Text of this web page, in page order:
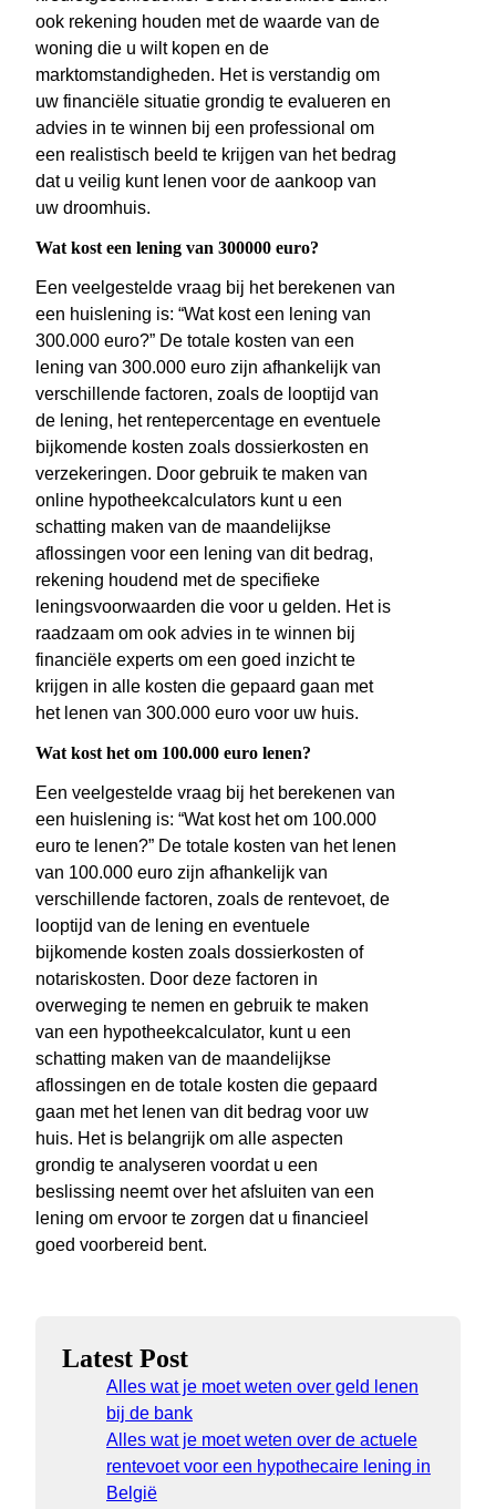
ook rekening houden met de waarde van de
woning die u wilt kopen en de
marktomstandigheden. Het is verstandig om
uw financiële situatie grondig te evalueren en
advies in te winnen bij een professional om
een realistisch beeld te krijgen van het bedrag
dat u veilig kunt lenen voor de aankoop van
uw droomhuis.
Wat kost een lening van 300000 euro?
Een veelgestelde vraag bij het berekenen van
een huislening is: “Wat kost een lening van
300.000 euro?” De totale kosten van een
lening van 300.000 euro zijn afhankelijk van
verschillende factoren, zoals de looptijd van
de lening, het rentepercentage en eventuele
bijkomende kosten zoals dossierkosten en
verzekeringen. Door gebruik te maken van
online hypotheekcalculators kunt u een
schatting maken van de maandelijkse
aflossingen voor een lening van dit bedrag,
rekening houdend met de specifieke
leningsvoorwaarden die voor u gelden. Het is
raadzaam om ook advies in te winnen bij
financiële experts om een goed inzicht te
krijgen in alle kosten die gepaard gaan met
het lenen van 300.000 euro voor uw huis.
Wat kost het om 100.000 euro lenen?
Een veelgestelde vraag bij het berekenen van
een huislening is: “Wat kost het om 100.000
euro te lenen?” De totale kosten van het lenen
van 100.000 euro zijn afhankelijk van
verschillende factoren, zoals de rentevoet, de
looptijd van de lening en eventuele
bijkomende kosten zoals dossierkosten of
notariskosten. Door deze factoren in
overweging te nemen en gebruik te maken
van een hypotheekcalculator, kunt u een
schatting maken van de maandelijkse
aflossingen en de totale kosten die gepaard
gaan met het lenen van dit bedrag voor uw
huis. Het is belangrijk om alle aspecten
grondig te analyseren voordat u een
beslissing neemt over het afsluiten van een
lening om ervoor te zorgen dat u financieel
goed voorbereid bent.
Latest Post
Alles wat je moet weten over geld lenen
bij de bank
Alles wat je moet weten over de actuele
rentevoet voor een hypothecaire lening in
België